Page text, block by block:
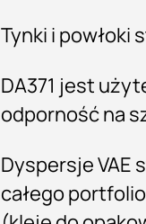
Tynki i powłoki
DA371 jest
odporność na
Dyspersje VAE
całego